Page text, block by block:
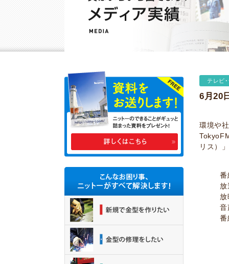
テレビ
6月20
環境や
リス）